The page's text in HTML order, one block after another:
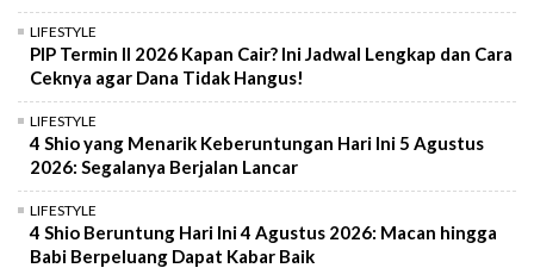
LIFESTYLE
PIP Termin II 2026 Kapan Cair? Ini Jadwal Lengkap dan Cara
Ceknya agar Dana Tidak Hangus!
LIFESTYLE
4 Shio yang Menarik Keberuntungan Hari Ini 5 Agustus
2026: Segalanya Berjalan Lancar
LIFESTYLE
4 Shio Beruntung Hari Ini 4 Agustus 2026: Macan hingga
Babi Berpeluang Dapat Kabar Baik